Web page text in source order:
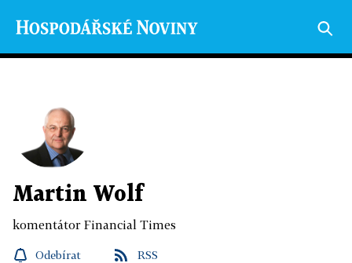
Martin Wolf
komentátor Financial Times
Odebírat RSS